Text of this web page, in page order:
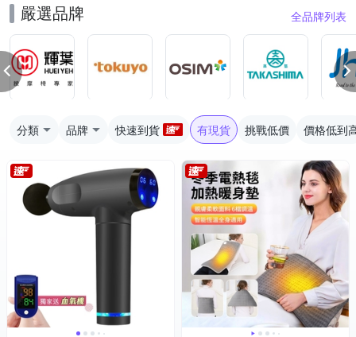
嚴選品牌 全品牌列表
分類 品牌 快速到貨 有現貨 挑戰低價 價格低到